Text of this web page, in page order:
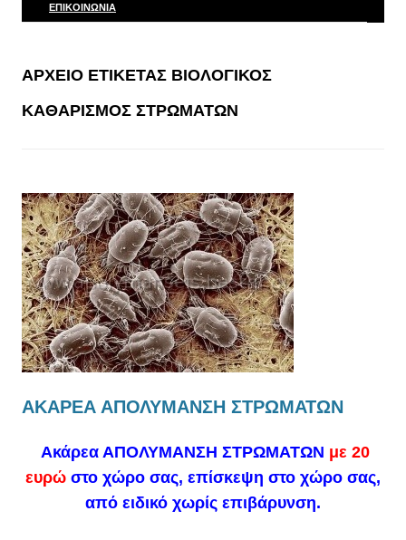
ΕΠΙΚΟΙΝΩΝΙΑ
ΑΡΧΕΊΟ ΕΤΙΚΈΤΑΣ ΒΙΟΛΟΓΙΚΌΣ
ΚΑΘΑΡΙΣΜΌΣ ΣΤΡΩΜΆΤΩΝ
ΑΚΑΡΕΑ ΑΠΟΛΥΜΑΝΣΗ ΣΤΡΩΜΑΤΩΝ
Ακάρεα ΑΠΟΛΥΜΑΝΣΗ ΣΤΡΩΜΑΤΩΝ με 20
ευρώ στο χώρο σας, επίσκεψη στο χώρο σας,
από ειδικό χωρίς επιβάρυνση.